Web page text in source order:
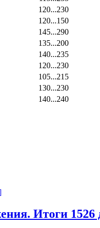
120...230
120...150
145...290
135...200
140...235
120...230
105...215
130...230
140...240
Итоги